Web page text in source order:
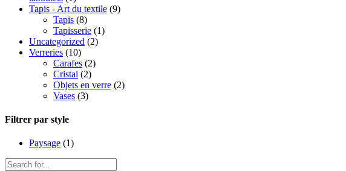
Tapis - Art du textile (9)
Tapis (8)
Tapisserie (1)
Uncategorized (2)
Verreries (10)
Carafes (2)
Cristal (2)
Objets en verre (2)
Vases (3)
Filtrer par style
Paysage (1)